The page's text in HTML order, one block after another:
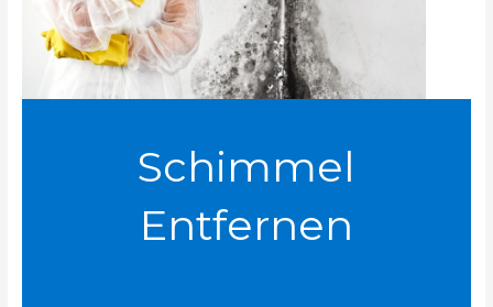
Schimmel
Entfernen